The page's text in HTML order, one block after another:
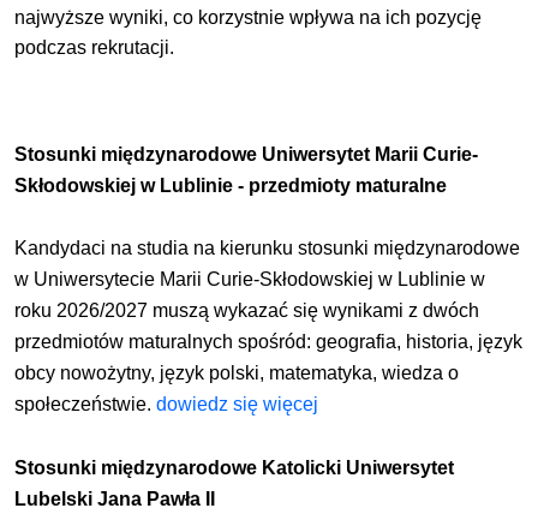
najwyższe wyniki, co korzystnie wpływa na ich pozycję
podczas rekrutacji.
Stosunki międzynarodowe Uniwersytet Marii Curie-
Skłodowskiej w Lublinie - przedmioty maturalne
Kandydaci na studia na kierunku stosunki międzynarodowe
w Uniwersytecie Marii Curie-Skłodowskiej w Lublinie w
roku 2026/2027 muszą wykazać się wynikami z dwóch
przedmiotów maturalnych spośród: geografia, historia, język
obcy nowożytny, język polski, matematyka, wiedza o
społeczeństwie.dowiedz się więcej
Stosunki międzynarodowe Katolicki Uniwersytet
Lubelski Jana Pawła II